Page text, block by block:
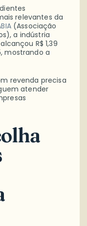
relevantes da
(Associação
a indústria
R$ 1,39
mostrando a
revenda precisa
atender